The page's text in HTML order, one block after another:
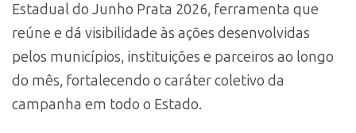
Estadual do Junho Prata 2026, ferramenta que
reúne e dá visibilidade às ações desenvolvidas
pelos municípios, instituições e parceiros ao longo
do mês, fortalecendo o caráter coletivo da
campanha em todo o Estado.